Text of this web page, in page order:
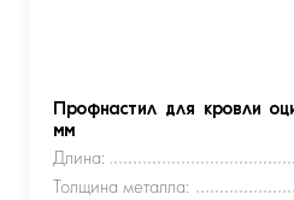
Профнастил для кровли
мм
Длина:
Толщина металла: